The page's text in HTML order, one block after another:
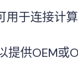
用于连接计
供OEM或